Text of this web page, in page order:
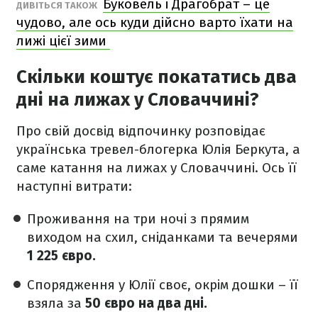
ДИВІТЬСЯ ТАКОЖ
Буковель і Драгобрат – це
чудово, але ось куди дійсно варто їхати на
лижі цієї зими
Скільки коштує покататись два
дні на лижах у Словаччині?
Про свій досвід відпочинку розповідає
українська тревел-блогерка Юлія Беркута, а
саме катання на лижах у Словаччині. Ось її
наступні витрати:
Проживання на три ночі з прямим
виходом на схил, сніданками та вечерями
1 225 євро.
Спорядження у Юлії своє, окрім дошки – її
взяла за 50 євро на два дні.